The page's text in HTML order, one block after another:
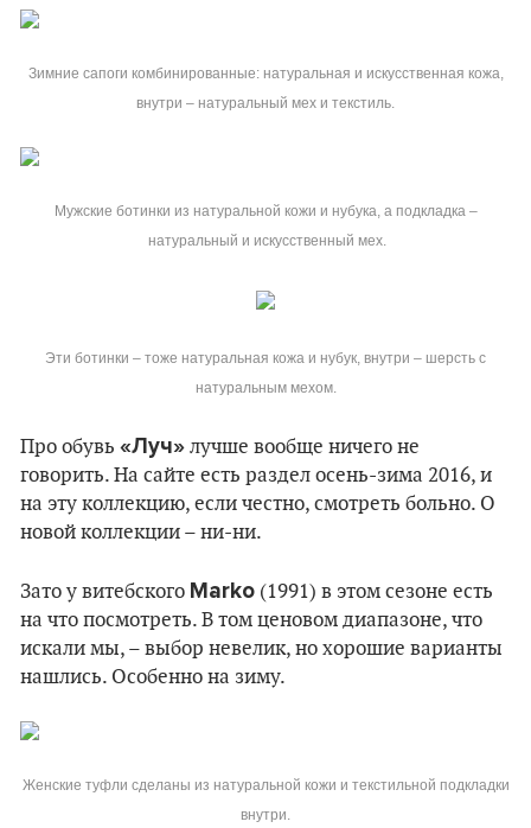
Зимние сапоги комбинированные: натуральная и искусственная кожа,
внутри – натуральный мех и текстиль.
Мужские ботинки из натуральной кожи и нубука, а подкладка –
натуральный и искусственный мех.
Эти ботинки – тоже натуральная кожа и нубук, внутри – шерсть с
натуральным мехом.
Про обувь «Луч» лучше вообще ничего не
говорить. На сайте есть раздел осень-зима 2016, и
на эту коллекцию, если честно, смотреть больно. О
новой коллекции – ни-ни.
Зато у витебского Marko (1991) в этом сезоне есть
на что посмотреть. В том ценовом диапазоне, что
искали мы, – выбор невелик, но хорошие варианты
нашлись. Особенно на зиму.
Женские туфли сделаны из натуральной кожи и текстильной подкладки
внутри.